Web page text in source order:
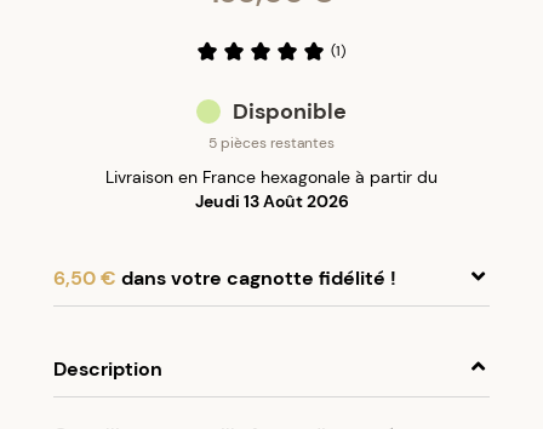
(1)
Disponible
5 pièces restantes
Livraison en France hexagonale à partir du
Jeudi 13 Août 2026
6,50 € dans votre cagnotte fidélité !
Description